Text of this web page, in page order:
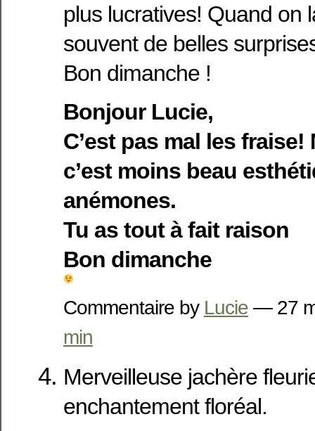
plus lucratives! Quand on
souvent de belles
Bon dimanche !
Bonjour Lucie,
C’est pas mal les
c’est moins beau
anémones.
Tu as tout à fait raison
Bon dimanche
Commentaire by Lucie — 27
min
Merveilleuse jachère
enchantement floréal.